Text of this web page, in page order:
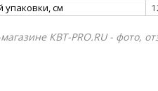
см
КВТ-PRO.RU - фото,